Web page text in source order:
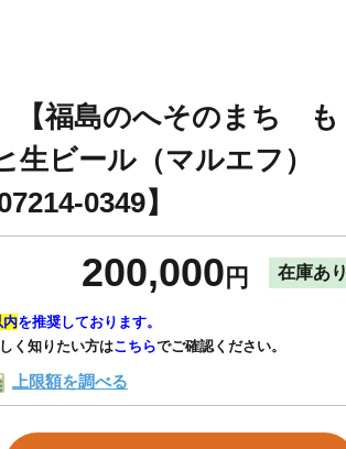
【福島のへそのまち も
生ビール（マルエフ）
0349】
200,000 円 在庫あり
内を推奨しております。
く知りたい方はこちらでご確認ください。
上限額を調べる